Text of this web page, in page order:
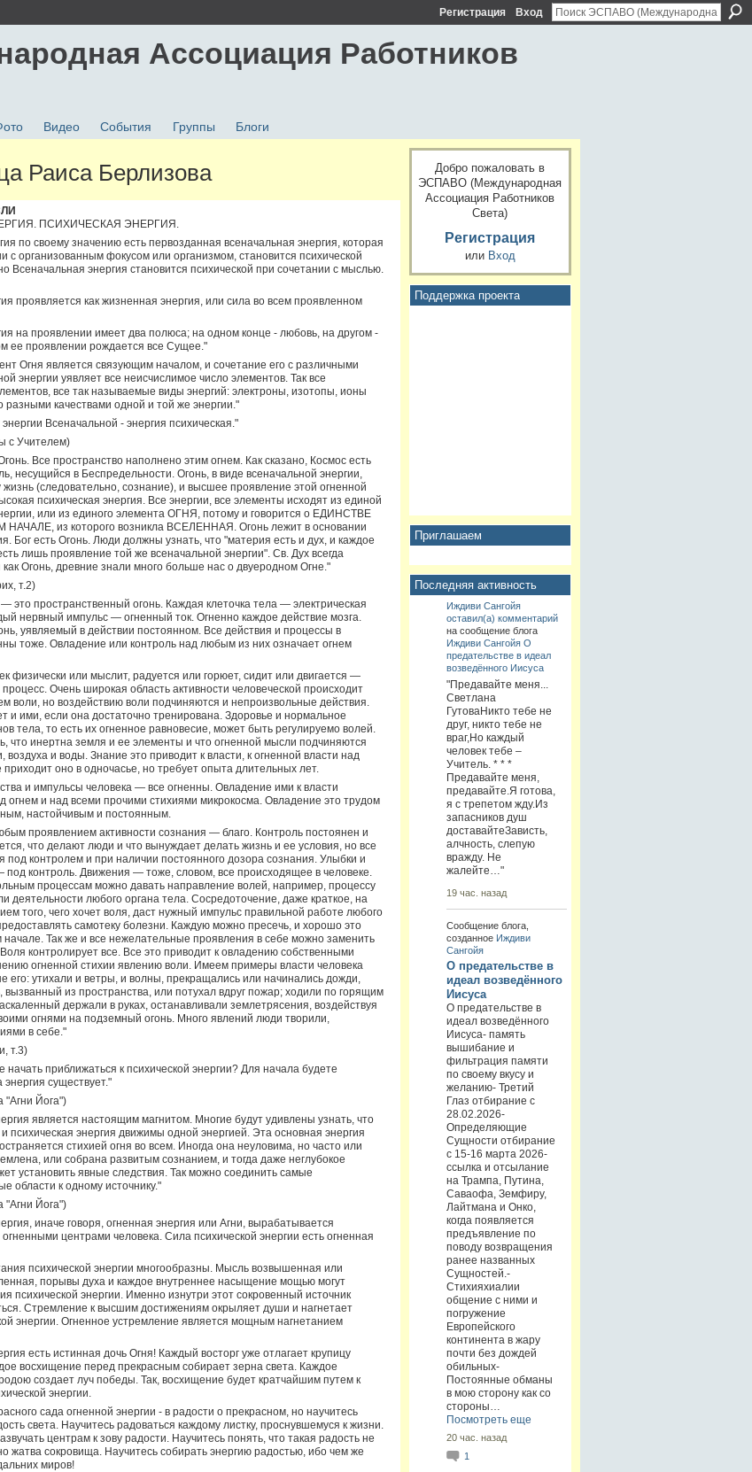
Регистрация Вход
Ассоциация Работников
Видео События Группы Блоги
Раиса Берлизова
ПСИХИЧЕСКАЯ ЭНЕРГИЯ.
по своему значению есть первозданная всеначальная энергия, которая
с организованным фокусом или организмом, становится психической
Всеначальная энергия становится психической при сочетании с мыслью.
проявляется как жизненная энергия, или сила во всем проявленном
на проявлении имеет два полюса; на одном конце - любовь, на другом -
ее проявлении рождается все Сущее."
Огня является связующим началом, и сочетание его с различными
энергии уявляет все неисчислимое число элементов. Так все
все так называемые виды энергий: электроны, изотопы, ионы
разными качествами одной и той же энергии."
Всеначальной - энергия психическая."
с Учителем)
Все пространство наполнено этим огнем. Как сказано, Космос есть
несущийся в Беспредельности. Огонь, в виде всеначальной энергии,
(следовательно, сознание), и высшее проявление этой огненной
психическая энергия. Все энергии, все элементы исходят из единой
или из единого элемента ОГНЯ, потому и говорится о ЕДИНСТВЕ
НАЧАЛЕ, из которого возникла ВСЕЛЕННАЯ. Огонь лежит в основании
Бог есть Огонь. Люди должны узнать, что "материя есть и дух, и каждое
лишь проявление той же всеначальной энергии". Св. Дух всегда
как Огонь, древние знали много больше нас о двуеродном Огне."
т.2)
это пространственный огонь. Каждая клеточка тела — электрическая
нервный импульс — огненный ток. Огненно каждое действие мозга.
уявляемый в действии постоянном. Все действия и процессы в
тоже. Овладение или контроль над любым из них означает огнем
физически или мыслит, радуется или горюет, сидит или двигается —
Очень широкая область активности человеческой происходит
воли, но воздействию воли подчиняются и непроизвольные действия.
и ими, если она достаточно тренирована. Здоровье и нормальное
тела, то есть их огненное равновесие, может быть регулируемо волей.
что инертна земля и ее элементы и что огненной мысли подчиняются
и воды. Знание это приводит к власти, к огненной власти над
оно в одночасье, но требует опыта длительных лет.
и импульсы человека — все огненны. Овладение ими к власти
огнем и над всеми прочими стихиями микрокосма. Овладение это трудом
настойчивым и постоянным.
проявлением активности сознания — благо. Контроль постоянен и
что делают люди и что вынуждает делать жизнь и ее условия, но все
под контролем и при наличии постоянного дозора сознания. Улыбки и
контроль. Движения — тоже, словом, все происходящее в человеке.
процессам можно давать направление волей, например, процессу
деятельности любого органа тела. Сосредоточение, даже краткое, на
того, чего хочет воля, даст нужный импульс правильной работе любого
самотеку болезни. Каждую можно пресечь, и хорошо это
начале. Так же и все нежелательные проявления в себе можно заменить
контролирует все. Все это приводит к овладению собственными
огненной стихии явлению воли. Имеем примеры власти человека
его: утихали и ветры, и волны, прекращались или начинались дожди,
вызванный из пространства, или потухал вдруг пожар; ходили по горящим
держали в руках, останавливали землетрясения, воздействуя
огнями на подземный огонь. Много явлений люди творили,
в себе."
т.3)
начать приближаться к психической энергии? Для начала будете
энергия существует."
"Агни Йога")
является настоящим магнитом. Многие будут удивлены узнать, что
психическая энергия движимы одной энергией. Эта основная энергия
стихией огня во всем. Иногда она неуловима, но часто или
или собрана развитым сознанием, и тогда даже неглубокое
установить явные следствия. Так можно соединить самые
области к одному источнику."
"Агни Йога")
иначе говоря, огненная энергия или Агни, вырабатывается
центрами человека. Сила психической энергии есть огненная
психической энергии многообразны. Мысль возвышенная или
порывы духа и каждое внутреннее насыщение мощью могут
психической энергии. Именно изнутри этот сокровенный источник
Стремление к высшим достижениям окрыляет души и нагнетает
энергии. Огненное устремление является мощным нагнетанием
есть истинная дочь Огня! Каждый восторг уже отлагает крупицу
восхищение перед прекрасным собирает зерна света. Каждое
создает луч победы. Так, восхищение будет кратчайшим путем к
энергии.
сада огненной энергии - в радости о прекрасном, но научитесь
света. Научитесь радоваться каждому листку, проснувшемуся к жизни.
центрам к зову радости. Научитесь понять, что такая радость не
жатва сокровища. Научитесь собирать энергию радостью, ибо чем же
миров!
Добро пожаловать в
ЭСПАВО (Международная
Ассоциация Работников
Света)
Регистрация
или Вход
Поддержка проекта
Приглашаем
Последняя активность
Иждиви Сангойя
оставил(а) комментарий
на сообщение блога
Иждиви Сангойя О
предательстве в идеал
возведённого Иисуса
"Предавайте меня...
Светлана
ГутоваНикто тебе не
друг, никто тебе не
враг,Но каждый
человек тебе –
Учитель. * * *
Предавайте меня,
предавайте.Я готова,
я с трепетом жду.Из
запасников душ
доставайтеЗависть,
алчность, слепую
вражду. Не
жалейте…"
19 час. назад
Сообщение блога,
созданное Иждиви
Сангойя
О предательстве в
идеал возведённого
Иисуса
О предательстве в
идеал возведённого
Иисуса- память
вышибание и
фильтрация памяти
по своему вкусу и
желанию- Третий
Глаз отбирание с
28.02.2026-
Определяющие
Сущности отбирание
с 15-16 марта 2026-
ссылка и отсылание
на Трампа, Путина,
Саваофа, Земфиру,
Лайтмана и Онко,
когда появляется
предъявление по
поводу возвращения
ранее названных
Сущностей.-
Стихияхиалии
общение с ними и
погружение
Европейского
континента в жару
почти без дождей
обильных-
Постоянные обманы
в мою сторону как со
стороны…
Посмотреть еще
20 час. назад
1